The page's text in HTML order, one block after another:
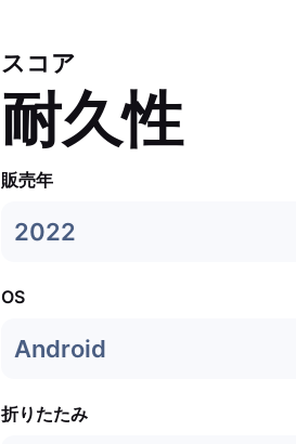
スコア
耐久性
販売年
2022
OS
Android
折りたたみ